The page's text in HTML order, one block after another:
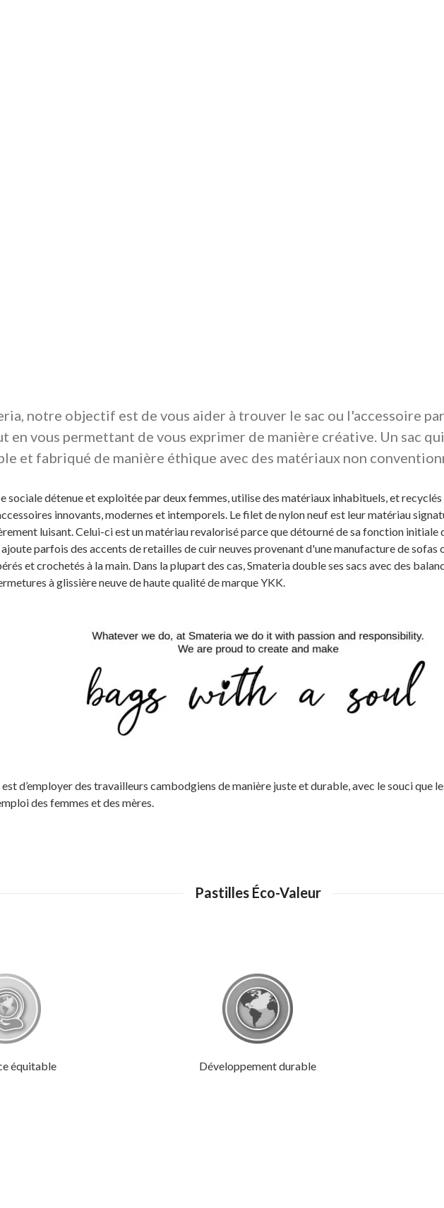
notre objectif est de vous aider à trouver le sac ou l'accessoire
en vous permettant de vous exprimer de manière créative. Un sac
et fabriqué de manière éthique avec des matériaux non
sociale détenue et exploitée par deux femmes, utilise des matériaux inhabituels, et recyclés
innovants, modernes et intemporels. Le filet de nylon neuf est leur matériau
luisant. Celui-ci est un matériau revalorisé parce que détourné de sa fonction initiale
parfois des accents de retailles de cuir neuves provenant d'une manufacture de
et crochetés à la main. Dans la plupart des cas, Smateria double ses sacs avec des
à glissière neuve de haute qualité de marque YKK.
d’employer des travailleurs cambodgiens de manière juste et durable, avec le souci que
des femmes et des mères.
Pastilles Éco-Valeur
équitable Développement durable